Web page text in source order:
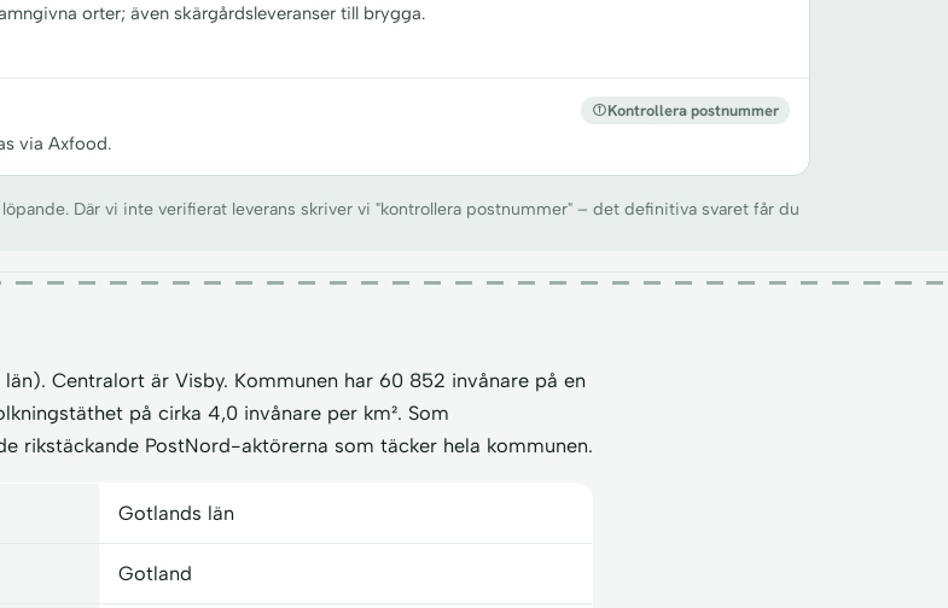
orter; även skärgårdsleveranser till brygga.
via Axfood.
Kontrollera postnummer
Där vi inte verifierat leverans skriver vi "kontrollera postnummer" – det definitiva svaret får du
Centralort är Visby. Kommunen har 60 852 invånare på en
på cirka 4,0 invånare per km². Som
rikstäckande PostNord-aktörerna som täcker hela kommunen.
Gotlands län
Gotland